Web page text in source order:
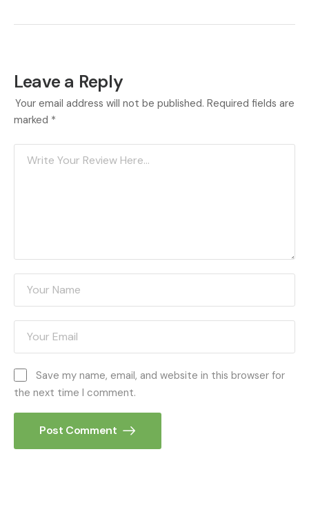
Leave a Reply
Your email address will not be published. Required fields are
marked *
Save my name, email, and website in this browser for
the next time I comment.
Post Comment